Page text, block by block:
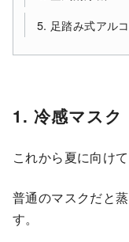
5. 足踏み式アル
1. 冷感マスク
これから夏に向け
普通のマスクだと
す。